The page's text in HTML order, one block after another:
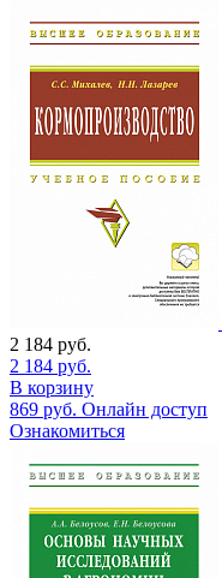
2 184 руб.
2 184 руб.
В корзину
869 руб. Онлайн доступ
Ознакомиться